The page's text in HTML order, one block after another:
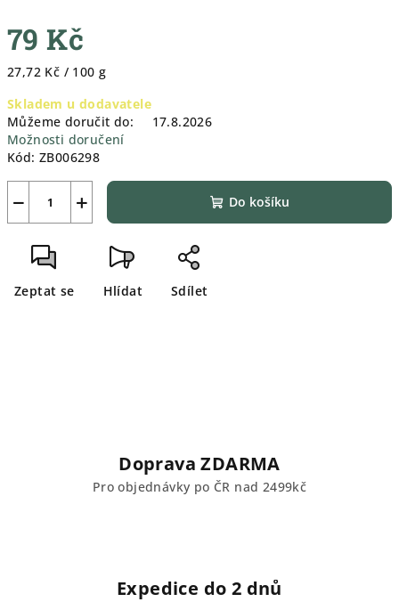
79 Kč
Měrná
27,72 Kč / 100 g
Skladem u dodavatele
Můžeme doručit do:
17.8.2026
Možnosti doručení
Kód: ZB006298
+
− Do košíku
Zeptat se Hlídat Sdílet
Doprava ZDARMA
Pro objednávky po ČR nad 2499kč
Expedice do 2 dnů